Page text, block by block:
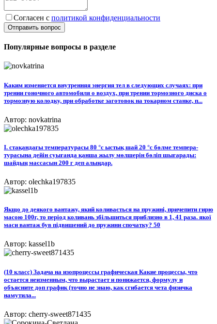
Согласен с политикой конфиденциальности
Отправить вопрос
Популярные вопросы в разделе
Каким изменяется внутренняя энергия тел в следующих случаях: при
трении гоночного автомобиля о воздух, при трении тормозного диска о
тормозную колодку, при обработке заготовок на токарном станке, п...
Автор: novkatrina
I. стақандағы температурасы 80 °c ыстық шай 20 °с бөлме темпера-
турасына дейін суығанда қанша жылу мөлшерін бөліп шығарады:
шайдың массасын 200 г деп алыңдар.​
Автор: olechka197835
Якщо до деякого вантажу, який коливається на пружині, причепити гирю
масою 100г, то період коливань збільшиться приблизно в 1, 41 раза. якої
маси вантаж був підвишений до пружини спочатку? 50
Автор: kassel1b
(10 класс) Задача на изопроцессы графическая Какие процессы, что
остается неизменным, что вырастает и понижается, формулу и
объясните доп график (точно не знаю, как сгибается чета физичка
намутила...
Автор: cherry-sweet871435